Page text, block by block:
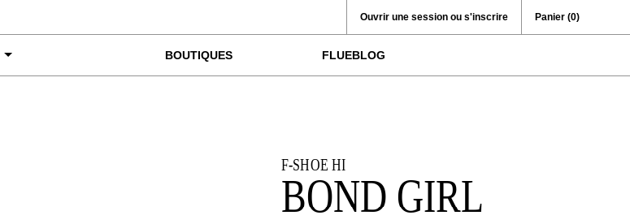
Ouvrir une session ou s'inscrire Panier (0)
BOUTIQUES FLUEBLOG
F-SHOE HI
BOND GIRL